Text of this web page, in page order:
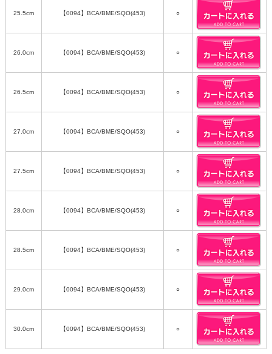
25.5cm 【0094】BCA/BME/SQO(453) ○
26.0cm 【0094】BCA/BME/SQO(453) ○
26.5cm 【0094】BCA/BME/SQO(453) ○
27.0cm 【0094】BCA/BME/SQO(453) ○
27.5cm 【0094】BCA/BME/SQO(453) ○
28.0cm 【0094】BCA/BME/SQO(453) ○
28.5cm 【0094】BCA/BME/SQO(453) ○
29.0cm 【0094】BCA/BME/SQO(453) ○
30.0cm 【0094】BCA/BME/SQO(453) ○